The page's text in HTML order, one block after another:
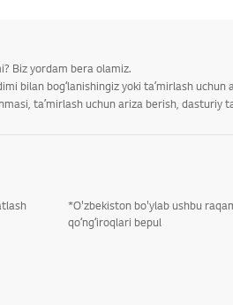
Biz yordam bera olamiz.
bilan bogʻlanishingiz yoki taʼmirlash
taʼmirlash uchun ariza berish,
*O'zbekiston bo'ylab ushbu
qoʻngʻiroqlari bepul